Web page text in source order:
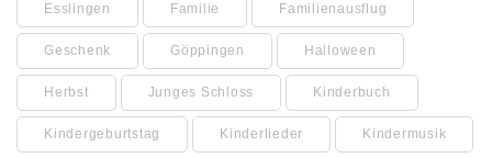
Esslingen Familie Familienausflug
Geschenk Göppingen Halloween
Herbst Junges Schloss Kinderbuch
Kindergeburtstag Kinderlieder Kindermusik